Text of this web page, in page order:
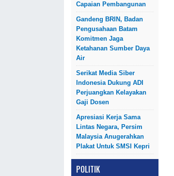
Capaian Pembangunan
Gandeng BRIN, Badan
Pengusahaan Batam
Komitmen Jaga
Ketahanan Sumber Daya
Air
Serikat Media Siber
Indonesia Dukung ADI
Perjuangkan Kelayakan
Gaji Dosen
Apresiasi Kerja Sama
Lintas Negara, Persim
Malaysia Anugerahkan
Plakat Untuk SMSI Kepri
POLITIK